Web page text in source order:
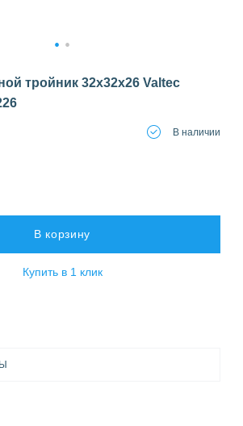
1 2
тройник 32х32х26 Valtec
В наличии
В корзину
Купить в 1 клик